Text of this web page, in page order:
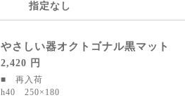
指定なし
やさしい器オクトゴナル黒マット
2,420 円
■ 再入荷
h40 250×180